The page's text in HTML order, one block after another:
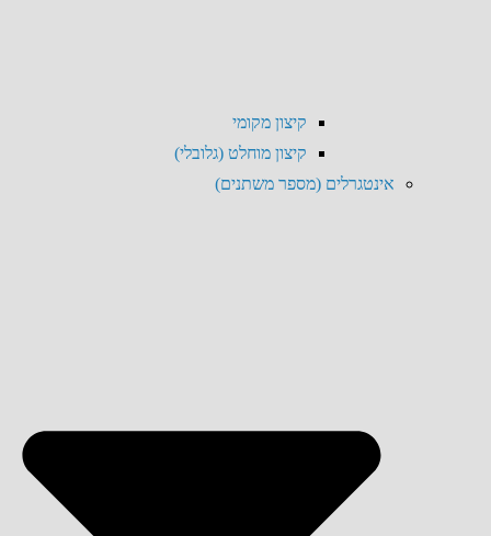
קיצון מקומי
קיצון מוחלט (גלובלי)
אינטגרלים (מספר משתנים)